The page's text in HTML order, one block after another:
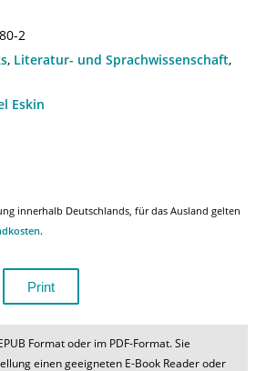
2
, Literatur- und Sprachwissenschaft,
Eskin
innerhalb Deutschlands, für das Ausland gelten
.
Print
Format oder im PDF-Format. Sie
einen geeigneten E-Book Reader oder